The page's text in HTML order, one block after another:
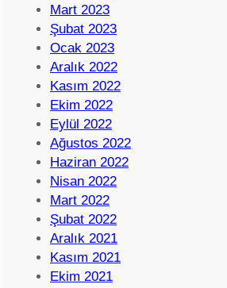
Mart 2023
Şubat 2023
Ocak 2023
Aralık 2022
Kasım 2022
Ekim 2022
Eylül 2022
Ağustos 2022
Haziran 2022
Nisan 2022
Mart 2022
Şubat 2022
Aralık 2021
Kasım 2021
Ekim 2021